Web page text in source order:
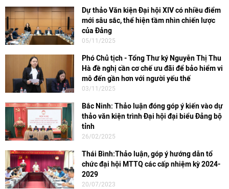
Dự thảo Văn kiện Đại hội XIV có nhiều điểm
mới sâu sắc, thể hiện tầm nhìn chiến lược
của Đảng
05/11/2025
Phó Chủ tịch - Tổng Thư ký Nguyễn Thị Thu
Hà đề nghị cần cơ chế ưu đãi để bảo hiểm vi
mô đến gần hơn với người yếu thế
03/11/2025
Bắc Ninh: Thảo luận đóng góp ý kiến vào dự
thảo văn kiện trình Đại hội đại biểu Đảng bộ
tỉnh
26/02/2025
Thái Bình:Thảo luận, góp ý hướng dẫn tổ
chức đại hội MTTQ các cấp nhiệm kỳ 2024-
2029
20/07/2023